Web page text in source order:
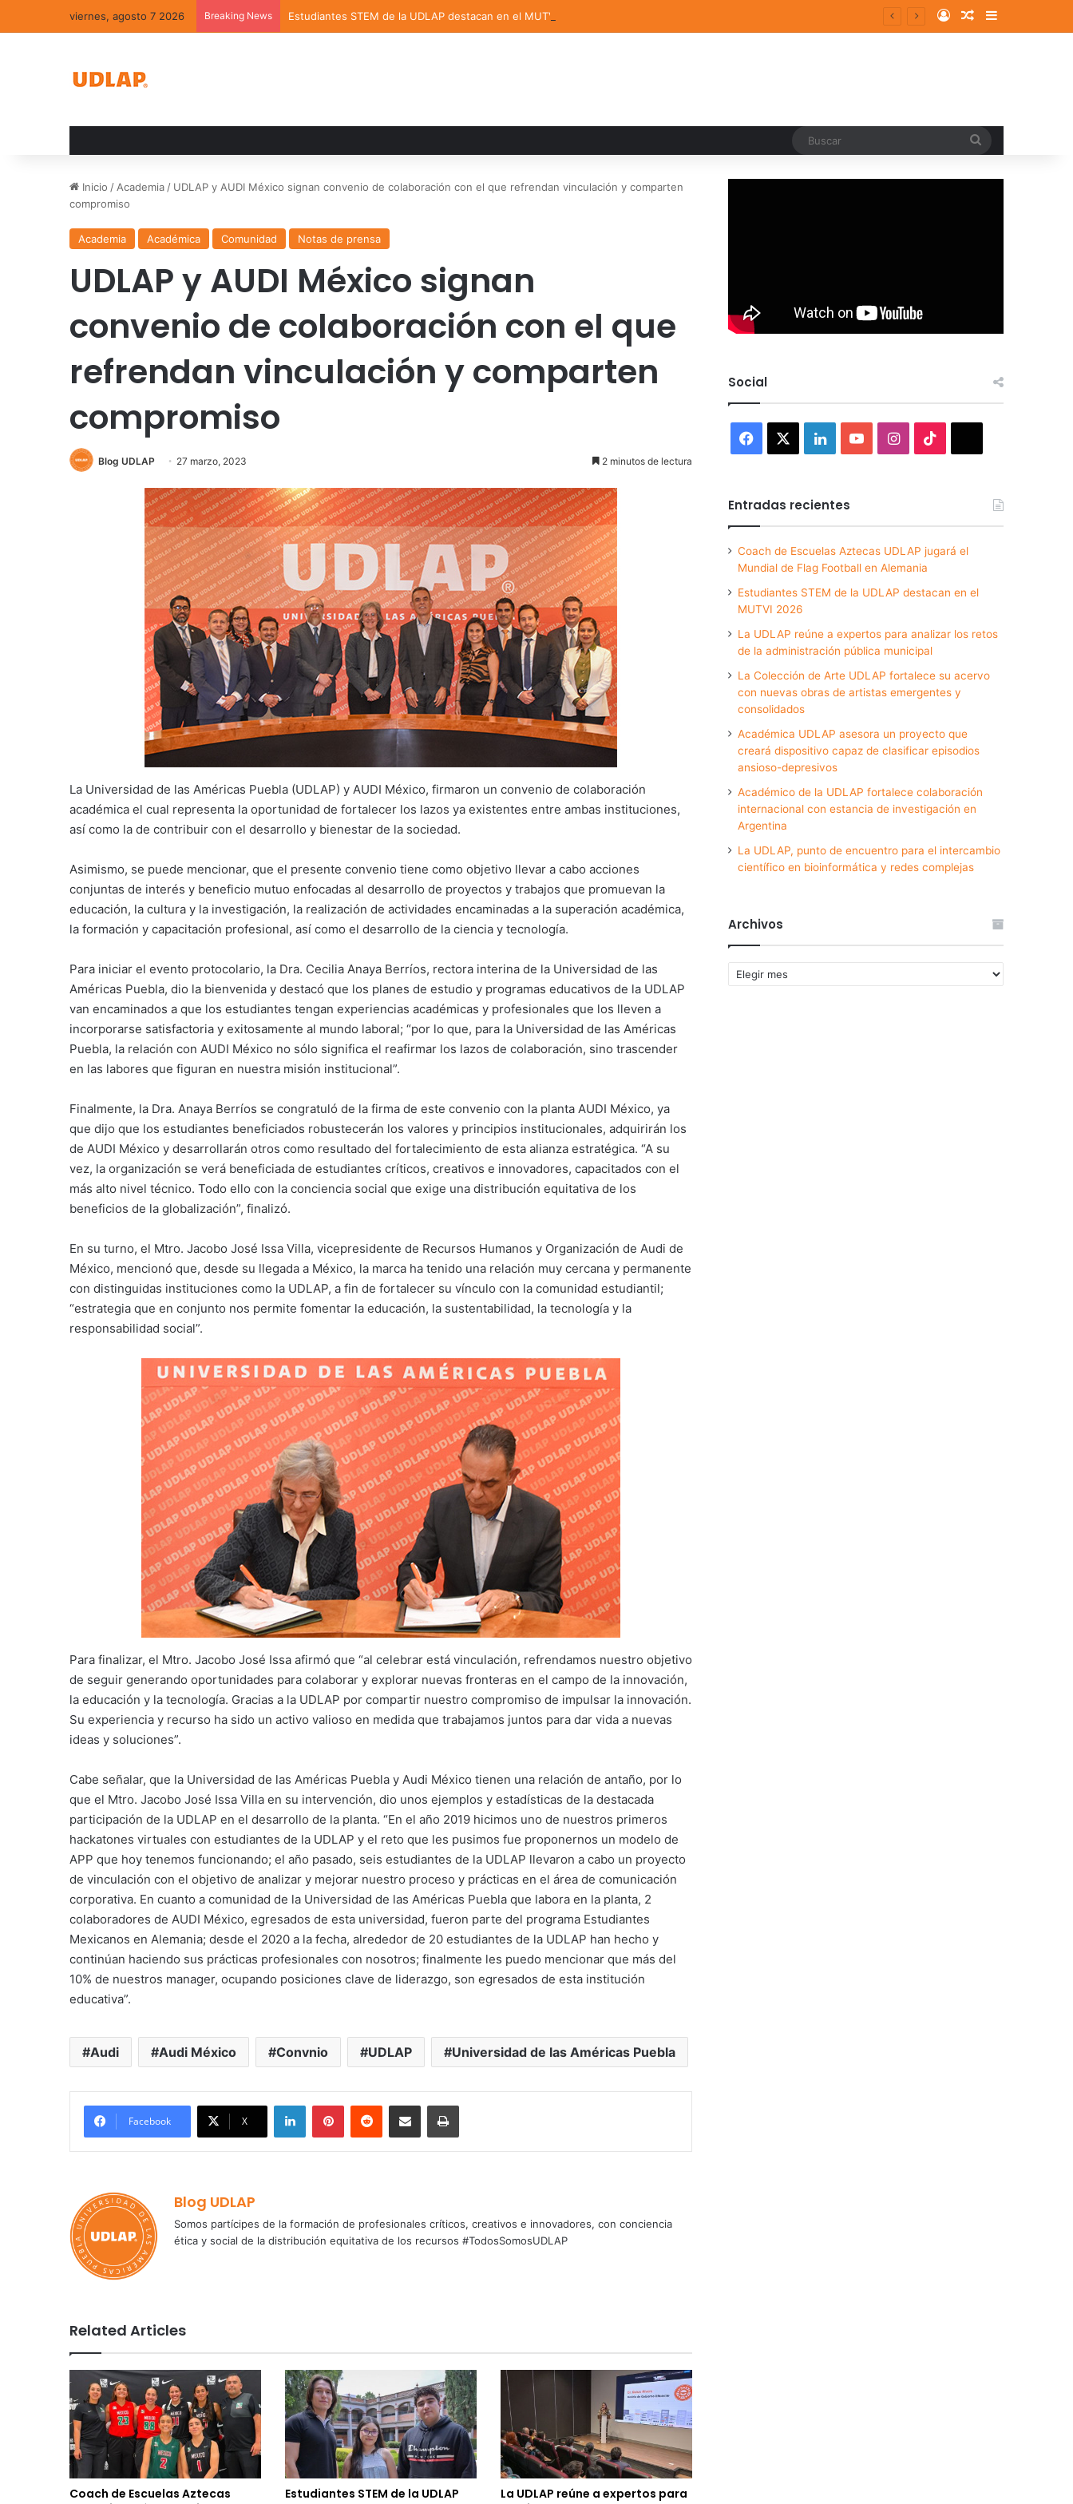
viernes, agosto 7 2026 Breaking News Estudiantes STEM de la UDLAP destacan en el MUTVI 2026 Log InRandom Article
Sidebar
Inicio / Academia / UDLAP y AUDI México signan convenio de colaboración con el que refrendan vinculación y comparten
compromiso
Academia Académica Comunidad Notas de prensa
UDLAP y AUDI México signan
convenio de colaboración con el que
refrendan vinculación y comparten
compromiso
Blog UDLAP 27 marzo, 2023 2 minutos de lectura
La Universidad de las Américas Puebla (UDLAP) y AUDI México, firmaron un convenio de colaboración
académica el cual representa la oportunidad de fortalecer los lazos ya existentes entre ambas instituciones,
así como la de contribuir con el desarrollo y bienestar de la sociedad.
Asimismo, se puede mencionar, que el presente convenio tiene como objetivo llevar a cabo acciones
conjuntas de interés y beneficio mutuo enfocadas al desarrollo de proyectos y trabajos que promuevan la
educación, la cultura y la investigación, la realización de actividades encaminadas a la superación académica,
la formación y capacitación profesional, así como el desarrollo de la ciencia y tecnología.
Para iniciar el evento protocolario, la Dra. Cecilia Anaya Berríos, rectora interina de la Universidad de las
Américas Puebla, dio la bienvenida y destacó que los planes de estudio y programas educativos de la UDLAP
van encaminados a que los estudiantes tengan experiencias académicas y profesionales que los lleven a
incorporarse satisfactoria y exitosamente al mundo laboral; “por lo que, para la Universidad de las Américas
Puebla, la relación con AUDI México no sólo significa el reafirmar los lazos de colaboración, sino trascender
en las labores que figuran en nuestra misión institucional”.
Finalmente, la Dra. Anaya Berríos se congratuló de la firma de este convenio con la planta AUDI México, ya
que dijo que los estudiantes beneficiados robustecerán los valores y principios institucionales, adquirirán los
de AUDI México y desarrollarán otros como resultado del fortalecimiento de esta alianza estratégica. “A su
vez, la organización se verá beneficiada de estudiantes críticos, creativos e innovadores, capacitados con el
más alto nivel técnico. Todo ello con la conciencia social que exige una distribución equitativa de los
beneficios de la globalización”, finalizó.
En su turno, el Mtro. Jacobo José Issa Villa, vicepresidente de Recursos Humanos y Organización de Audi de
México, mencionó que, desde su llegada a México, la marca ha tenido una relación muy cercana y permanente
con distinguidas instituciones como la UDLAP, a fin de fortalecer su vínculo con la comunidad estudiantil;
“estrategia que en conjunto nos permite fomentar la educación, la sustentabilidad, la tecnología y la
responsabilidad social”.
Para finalizar, el Mtro. Jacobo José Issa afirmó que “al celebrar está vinculación, refrendamos nuestro objetivo
de seguir generando oportunidades para colaborar y explorar nuevas fronteras en el campo de la innovación,
la educación y la tecnología. Gracias a la UDLAP por compartir nuestro compromiso de impulsar la innovación.
Su experiencia y recurso ha sido un activo valioso en medida que trabajamos juntos para dar vida a nuevas
ideas y soluciones”.
Cabe señalar, que la Universidad de las Américas Puebla y Audi México tienen una relación de antaño, por lo
que el Mtro. Jacobo José Issa Villa en su intervención, dio unos ejemplos y estadísticas de la destacada
participación de la UDLAP en el desarrollo de la planta. “En el año 2019 hicimos uno de nuestros primeros
hackatones virtuales con estudiantes de la UDLAP y el reto que les pusimos fue proponernos un modelo de
APP que hoy tenemos funcionando; el año pasado, seis estudiantes de la UDLAP llevaron a cabo un proyecto
de vinculación con el objetivo de analizar y mejorar nuestro proceso y prácticas en el área de comunicación
corporativa. En cuanto a comunidad de la Universidad de las Américas Puebla que labora en la planta, 2
colaboradores de AUDI México, egresados de esta universidad, fueron parte del programa Estudiantes
Mexicanos en Alemania; desde el 2020 a la fecha, alrededor de 20 estudiantes de la UDLAP han hecho y
continúan haciendo sus prácticas profesionales con nosotros; finalmente les puedo mencionar que más del
10% de nuestros manager, ocupando posiciones clave de liderazgo, son egresados de esta institución
educativa”.
Audi Audi México Convnio UDLAP Universidad de las Américas Puebla
Facebook X
LinkedInPinterestReddit Share via Email Print
Blog UDLAP
Somos partícipes de la formación de profesionales críticos, creativos e innovadores, con conciencia
ética y social de la distribución equitativa de los recursos #TodosSomosUDLAP
Related Articles
Coach de Escuelas Aztecas
Estudiantes STEM de la UDLAP
La UDLAP reúne a expertos para
Social
Facebook LinkedInYouTubeInstagram
Entradas recientes
Coach de Escuelas Aztecas UDLAP jugará el
Mundial de Flag Football en Alemania
Estudiantes STEM de la UDLAP destacan en el
MUTVI 2026
La UDLAP reúne a expertos para analizar los retos
de la administración pública municipal
La Colección de Arte UDLAP fortalece su acervo
con nuevas obras de artistas emergentes y
consolidados
Académica UDLAP asesora un proyecto que
creará dispositivo capaz de clasificar episodios
ansioso-depresivos
Académico de la UDLAP fortalece colaboración
internacional con estancia de investigación en
Argentina
La UDLAP, punto de encuentro para el intercambio
científico en bioinformática y redes complejas
Archivos
Archivos